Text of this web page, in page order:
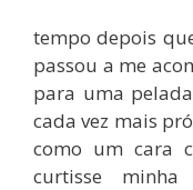
tempo depois
passou a me
para uma
cada vez mais
como um cara
curtisse